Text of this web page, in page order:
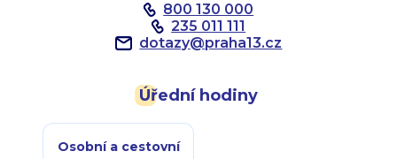
800 130 000
235 011 111
dotazy@praha13.cz
Úřední hodiny
Osobní a cestovní